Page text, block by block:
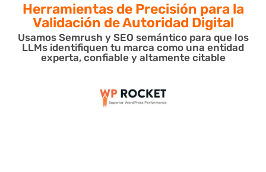
Herramientas de Precisión para la
Validación de Autoridad Digital
Usamos Semrush y SEO semántico para que los
LLMs identifiquen tu marca como una entidad
experta, confiable y altamente citable